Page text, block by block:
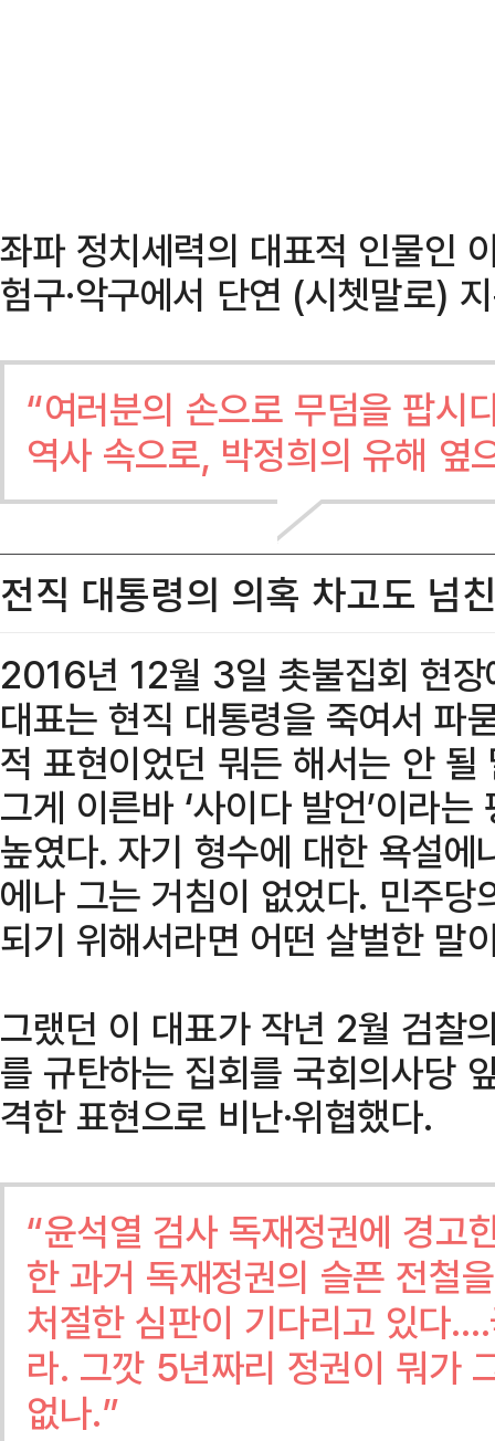
좌파 정치세력의 대표적 인물인
험구·악구에서 단연 (시쳇말로)
“여러분의 손으로 무덤을 팝시
역사 속으로, 박정희의 유해 옆
전직 대통령의 의혹 차고도 넘
2016년 12월 3일 촛불집회 현
대표는 현직 대통령을 죽여서 파
적 표현이었던 뭐든 해서는 안
그게 이른바 ‘사이다 발언’이라
높였다. 자기 형수에 대한 욕설
에나 그는 거침이 없었다. 민주
되기 위해서라면 어떤 살벌한 말
그랬던 이 대표가 작년 2월 검찰
를 규탄하는 집회를 국회의사당
격한 표현으로 비난·위협했다.
“윤석열 검사 독재정권에 경고
한 과거 독재정권의 슬픈 전철
처절한 심판이 기다리고 있다
라. 그깟 5년짜리 정권이 뭐가
없나.”